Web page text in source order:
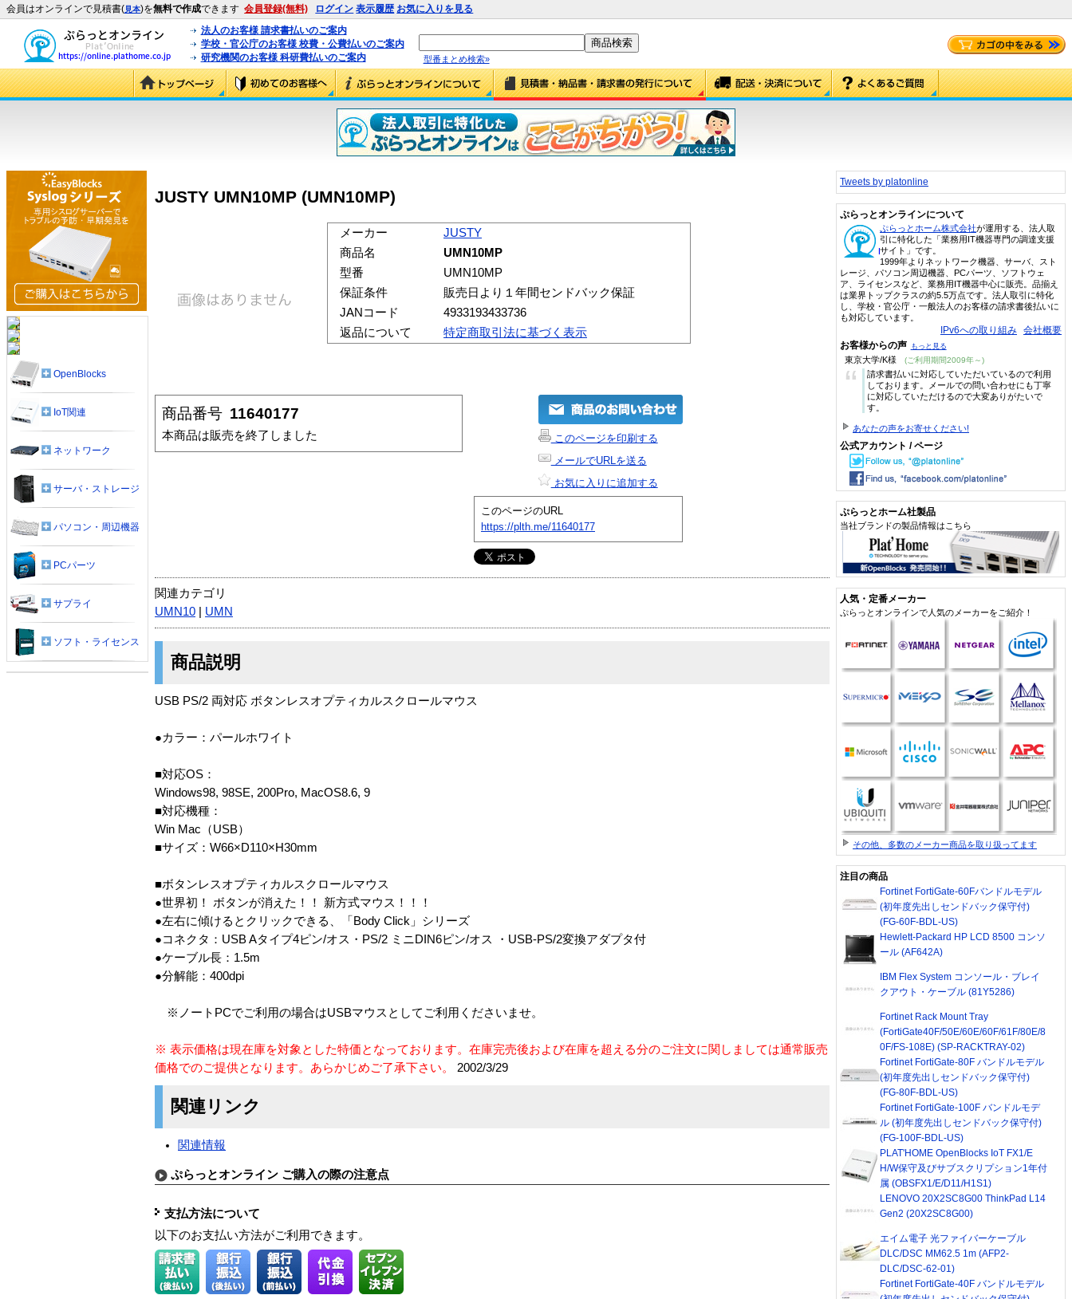
会員はオンラインで見積書(見本)を無料で作成できます 会員登録(無料) ログイン 表示履歴 お気に入りを見る
法人のお客様 請求書払いのご案内
学校・官公庁のお客様 校費・公費払いのご案内
研究機関のお客様 科研費払いのご案内
型番まとめ検索»
JUSTY UMN10MP (UMN10MP)
メーカー
JUSTY
商品名
UMN10MP
型番
UMN10MP
保証条件
販売日より１年間センドバック保証
JANコード
4933193433736
返品について
特定商取引法に基づく表示
商品番号 11640177
本商品は販売を終了しました
このページを印刷する
メールでURLを送る
お気に入りに追加する
このページのURL
https://plth.me/11640177
関連カテゴリ
UMN10
UMN
商品説明
USB PS/2 両対応 ボタンレスオプティカルスクロールマウス
●カラー：パールホワイト
■対応OS：
Windows98, 98SE, 200Pro, MacOS8.6, 9
■対応機種：
Win Mac（USB）
■サイズ：W66×D110×H30mm
■ボタンレスオプティカルスクロールマウス
●世界初！ ボタンが消えた！！ 新方式マウス！！！
●左右に傾けるとクリックできる、「Body Click」シリーズ
●コネクタ：USB Aタイプ4ピン/オス・PS/2 ミニDIN6ピン/オス ・USB-PS/2変換アダプタ付
●ケーブル長：1.5m
●分解能：400dpi
※ノートPCでご利用の場合はUSBマウスとしてご利用くださいませ。
※ 表示価格は現在庫を対象とした特価となっております。在庫完売後および在庫を超える分のご注文に関しましては通常販売
価格でのご提供となります。あらかじめご了承下さい。
2002/3/29
関連リンク
関連情報
ぷらっとオンライン ご購入の際の注意点
支払方法について
以下のお支払い方法がご利用できます。
OpenBlocks
IoT関連
ネットワーク
サーバ・ストレージ
パソコン・周辺機器
PCパーツ
サプライ
ソフト・ライセンス
Tweets by platonline
ぷらっとオンラインについて
ぷらっとホーム株式会社が運用する、法人取
引に特化した「業務用IT機器専門の調達支援
サイト」です。
1999年よりネットワーク機器、サーバ、スト
レージ、パソコン周辺機器、PCパーツ、ソフトウェ
ア、ライセンスなど、業務用IT機器中心に販売。品揃え
は業界トップクラスの約5.5万点です。法人取引に特化
し、学校・官公庁・一般法人のお客様の請求書後払いに
も対応しています。
IPv6への取り組み 会社概要
お客様からの声 もっと見る
東京大学/K様 (ご利用期間2009年～)
“
請求書払いに対応していただいているので利用
しております。メールでの問い合わせにも丁寧
に対応していただけるので大変ありがたいで
す。
あなたの声をお寄せください!
公式アカウント / ページ
ぷらっとホーム社製品
当社ブランドの製品情報はこちら
人気・定番メーカー
ぷらっとオンラインで人気のメーカーをご紹介！
その他、多数のメーカー商品を取り扱ってます
注目の商品
Fortinet FortiGate-60Fバンドルモデル
(初年度先出しセンドバック保守付)
(FG-60F-BDL-US)
Hewlett-Packard HP LCD 8500 コンソ
ール (AF642A)
IBM Flex System コンソール・ブレイ
クアウト・ケーブル (81Y5286)
Fortinet Rack Mount Tray
(FortiGate40F/50E/60E/60F/61F/80E/8
0F/FS-108E) (SP-RACKTRAY-02)
Fortinet FortiGate-80F バンドルモデル
(初年度先出しセンドバック保守付)
(FG-80F-BDL-US)
Fortinet FortiGate-100F バンドルモデ
ル (初年度先出しセンドバック保守付)
(FG-100F-BDL-US)
PLAT'HOME OpenBlocks IoT FX1/E
H/W保守及びサブスクリプション1年付
属 (OBSFX1/E/D11/H1S1)
LENOVO 20X2SC8G00 ThinkPad L14
Gen2 (20X2SC8G00)
エイム電子 光ファイバーケーブル
DLC/DSC MM62.5 1m (AFP2-
DLC/DSC-62-01)
Fortinet FortiGate-40F バンドルモデル